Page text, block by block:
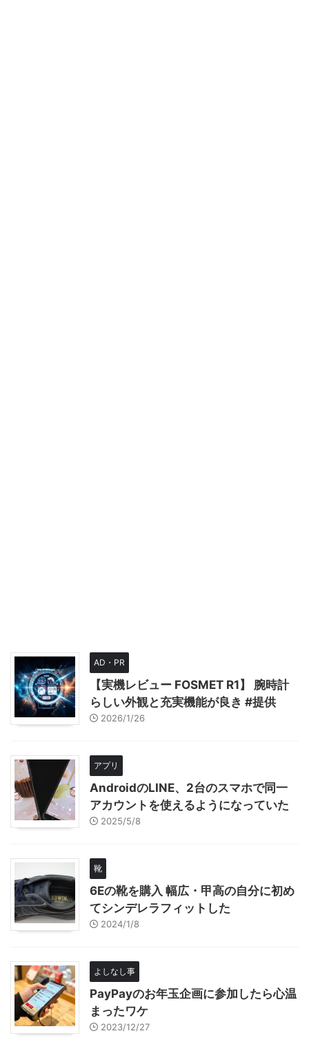
AD・PR
【実機レビュー FOSMET R1】 腕時計
らしい外観と充実機能が良き #提供
2026/1/26
アプリ
AndroidのLINE、2台のスマホで同一
アカウントを使えるようになっていた
2025/5/8
靴
6Eの靴を購入 幅広・甲高の自分に初め
てシンデレラフィットした
2024/1/8
よしなし事
PayPayのお年玉企画に参加したら心温
まったワケ
2023/12/27